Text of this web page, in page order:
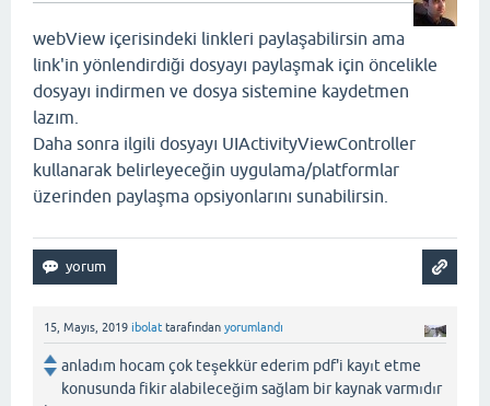
webView içerisindeki linkleri paylaşabilirsin ama
link'in yönlendirdiği dosyayı paylaşmak için öncelikle
dosyayı indirmen ve dosya sistemine kaydetmen
lazım.
Daha sonra ilgili dosyayı UIActivityViewController
kullanarak belirleyeceğin uygulama/platformlar
üzerinden paylaşma opsiyonlarını sunabilirsin.
15, Mayıs, 2019 ibolat tarafından yorumlandı
anladım hocam çok teşekkür ederim pdf'i kayıt etme
konusunda fikir alabileceğim sağlam bir kaynak varmıdır